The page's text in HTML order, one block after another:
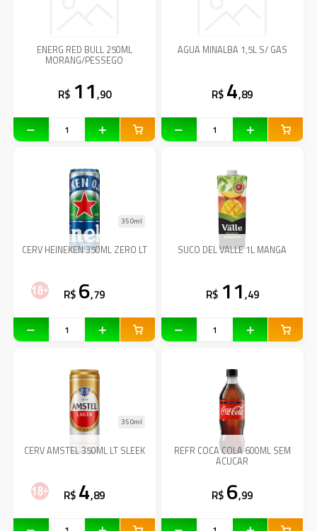
ENERG RED BULL 250ML
MORANG/PESSEGO
R$ 11,90
AGUA MINALBA 1,5L S/ GAS
R$ 4,89
CERV HEINEKEN 350ML ZERO LT
350ml
R$ 6,79
SUCO DEL VALLE 1L MANGA
R$ 11,49
CERV AMSTEL 350ML LT SLEEK
350ml
R$ 4,89
REFR COCA COLA 600ML SEM
ACUCAR
R$ 6,99